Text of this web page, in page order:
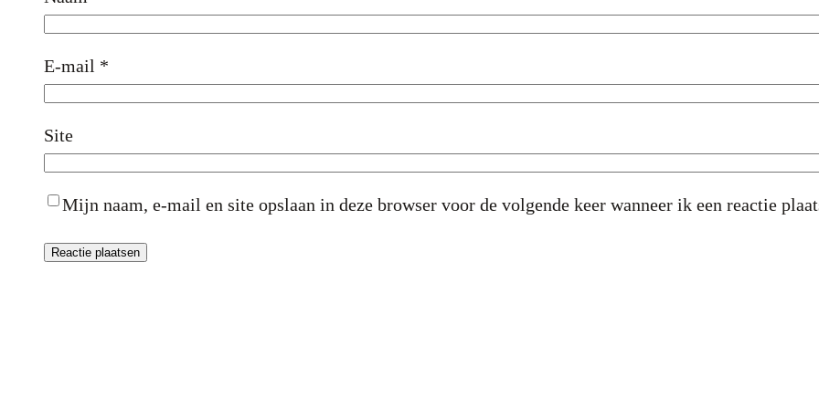
E-mail *
Site
Mijn naam, e-mail en site opslaan in deze browser voor de volgende keer wanneer ik een reactie